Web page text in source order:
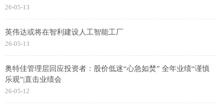
26-05-13
英伟达或将在智利建设人工智能工厂
26-05-13
奥特佳管理层回应投资者：股价低迷“心急如焚” 全年业绩“谨慎
乐观”|直击业绩会
26-05-12